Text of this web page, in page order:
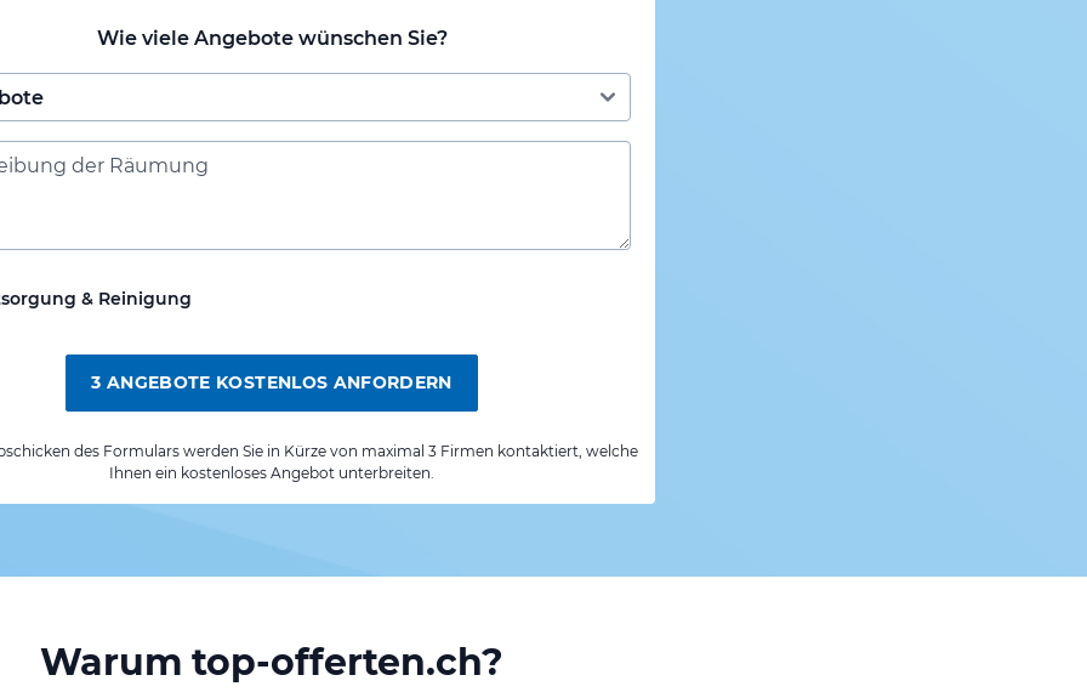
Wie viele Angebote wünschen Sie?
& Reinigung
3 ANGEBOTE KOSTENLOS ANFORDERN
des Formulars werden Sie in Kürze von maximal 3 Firmen kontaktiert, welche
Ihnen ein kostenloses Angebot unterbreiten.
Warum top-offerten.ch?